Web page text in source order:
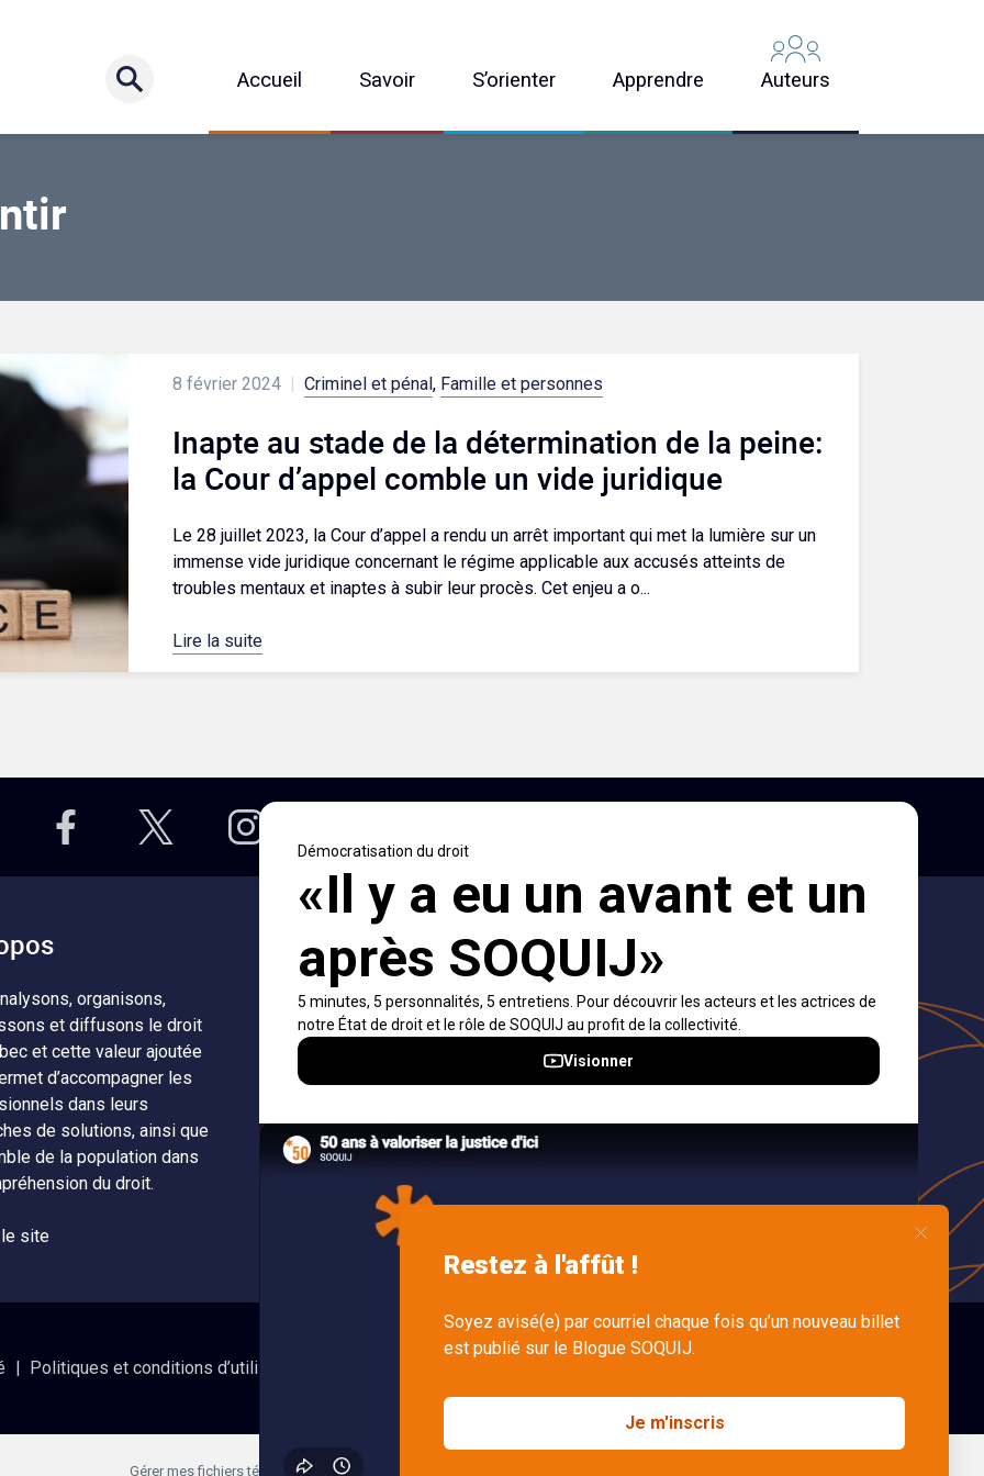
Accueil Savoir S’orienter Apprendre Auteurs
8 février 2024 Criminel et pénal , Famille et personnes
Inapte au stade de la détermination de la peine:
la Cour d’appel comble un vide juridique
Le 28 juillet 2023, la Cour d’appel a rendu un arrêt important qui met la lumière sur un
immense vide juridique concernant le régime applicable aux accusés atteints de
troubles mentaux et inaptes à subir leur procès. Cet enjeu a o...
Lire la suite
organisons,
et diffusons le droit
et cette valeur ajoutée
d’accompagner les
dans leurs
de solutions, ainsi que
de la population dans
du droit.
site
Accès rapides
À propos
Auteurs
Nétiquette
Notifications et
fils RSS
Nous joindre
Politiques et conditions d’utilisations
Gérer mes fichiers témoins (cookies)